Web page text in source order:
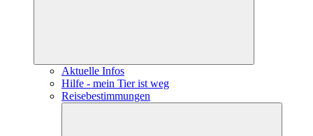
Aktuelle Infos
Hilfe - mein Tier ist weg
Reisebestimmungen